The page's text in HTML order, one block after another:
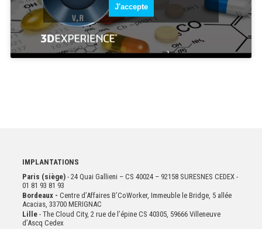
J'accepte
IMPLANTATIONS
Paris (siège) - 24 Quai Gallieni – CS 40024 – 92158 SURESNES CEDEX -
01 81 93 81 93
Bordeaux - Centre d’Affaires B’CoWorker, Immeuble le Bridge, 5 allée
Acacias, 33700 MERIGNAC
Lille- The Cloud City, 2 rue de l’épine CS 40305, 59666 Villeneuve
d’Ascq Cedex